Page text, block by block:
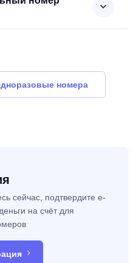
номера
сейчас, подтвердите e-
на счёт для